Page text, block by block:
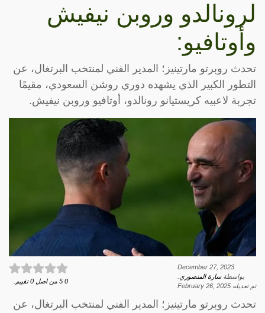
لرونالدو وروبن نيفيش
وأوتافيو:
تحدث روبرتو مارتينيز؛ المدير الفني لمنتخب البرتغال، عن
التطور الكبير الذي يشهده دوري روشن السعودي، مقيمًا
تجربة لاعبيه كريستيانو رونالدو، أوتافيو وروبن نيفيش.
December 27, 2023
بواسطةسارة المنصوري
تم تعديله February 26, 2025
0
5 من اصل 0 تقييم.
تحدث روبرتو مارتينيز؛ المدير الفني لمنتخب البرتغال، عن